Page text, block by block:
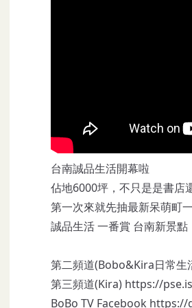
台南誠品生活開幕啦
佔地6000坪，不只是是書店
第一次來就先抽最新呆萌町
誠品生活 一番賞 台南新景點
第二頻道(Bobo&Kira日常生
第三頻道(Kira) https://
BoBo TV Facebook https://